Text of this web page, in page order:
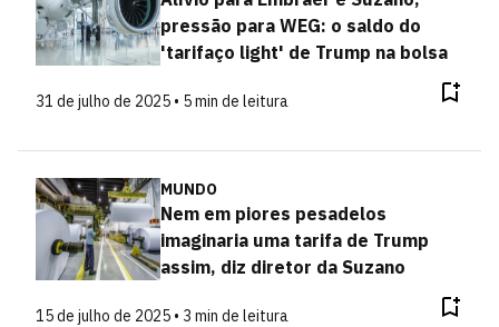
pressão para WEG: o saldo do
'tarifaço light' de Trump na bolsa
31 de julho de 2025 • 5 min de leitura
MUNDO
Nem em piores pesadelos
imaginaria uma tarifa de Trump
assim, diz diretor da Suzano
15 de julho de 2025 • 3 min de leitura